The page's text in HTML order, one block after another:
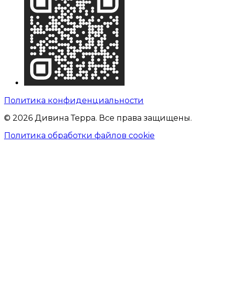
Политика конфиденциальности
© 2026 Дивина Терра. Все права защищены.
Политика обработки файлов cookie